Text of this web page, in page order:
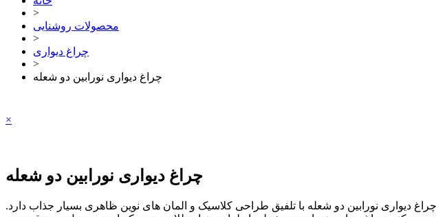
>
محصولات روشنایی
>
چراغ دیواری
>
چراغ دیواری نورابین دو شعله
×
چراغ دیواری نورابین دو شعله
دیواری نورابین دو شعله با تلفیق طراحی کلاسیک و المان های نوین ظاهری بسیار جذاب دارد.